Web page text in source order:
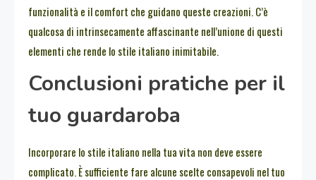
funzionalità e il comfort che guidano queste creazioni. C’è
qualcosa di intrinsecamente affascinante nell’unione di questi
elementi che rende lo stile italiano inimitabile.
Conclusioni pratiche per il
tuo guardaroba
Incorporare lo stile italiano nella tua vita non deve essere
complicato. È sufficiente fare alcune scelte consapevoli nel tuo